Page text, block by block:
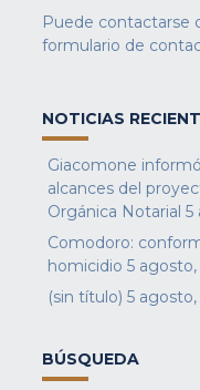
Puede contactarse
formulario de
NOTICIAS
Giacomone
alcances del
Orgánica Notarial 5
Comodoro:
homicidio 5
(sin título) 5
BÚSQUEDA